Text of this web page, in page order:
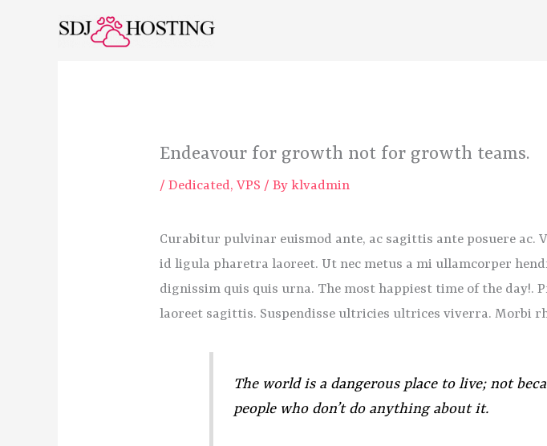
Endeavour for growth not for growth teams.
/ Dedicated, VPS / By klvadmin
Curabitur pulvinar euismod ante, ac sagittis ante posuere
id ligula pharetra laoreet. Ut nec metus a mi ullamcorper
dignissim quis quis urna. The most happiest time of the day!.
laoreet sagittis. Suspendisse ultricies ultrices viverra. Morbi
The world is a dangerous place to live; not
people who don’t do anything about it.